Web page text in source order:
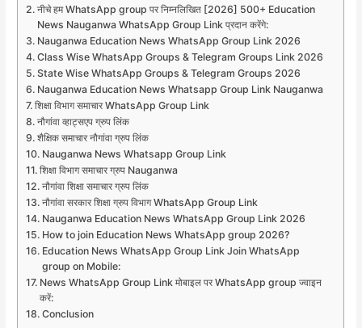
नीचे हम WhatsApp group पर निम्नलिखित [2026] 500+ Education
News Nauganwa WhatsApp Group Link प्रदान करेंगे:
Nauganwa Education News WhatsApp Group Link 2026
Class Wise WhatsApp Groups & Telegram Groups Link 2026
State Wise WhatsApp Groups & Telegram Groups 2026
Nauganwa Education News Whatsapp Group Link Nauganwa
शिक्षा विभाग समाचार WhatsApp Group Link
नौगांवा व्हाट्सएप ग्रुप लिंक
शैक्षिक समाचार नौगांवा ग्रुप लिंक
Nauganwa News Whatsapp Group Link
शिक्षा विभाग समाचार ग्रुप Nauganwa
नौगांवा शिक्षा समाचार ग्रुप लिंक
नौगांवा सरकार शिक्षा ग्रुप विभाग WhatsApp Group Link
Nauganwa Education News WhatsApp Group Link 2026
How to join Education News WhatsApp group 2026?
Education News WhatsApp Group Link Join WhatsApp
group on Mobile:
News WhatsApp Group Link मोबाइल पर WhatsApp group ज्वाइन
करें:
Conclusion